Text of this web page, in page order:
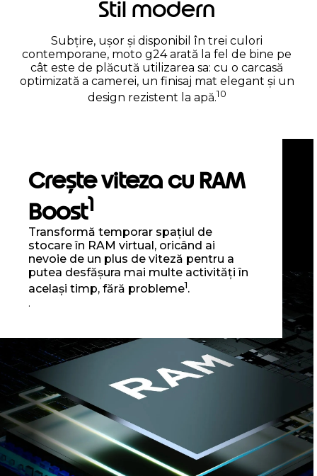
Stil modern
Subțire, ușor și disponibil în trei culori
contemporane, moto g24 arată la fel de bine pe
cât este de plăcută utilizarea sa: cu o carcasă
optimizată a camerei, un finisaj mat elegant și un
design rezistent la apă.10
Crește viteza cu RAM
Boost1
Transformă temporar spațiul de
stocare în RAM virtual, oricând ai
nevoie de un plus de viteză pentru a
putea desfășura mai multe activități în
același timp, fără probleme1.
.